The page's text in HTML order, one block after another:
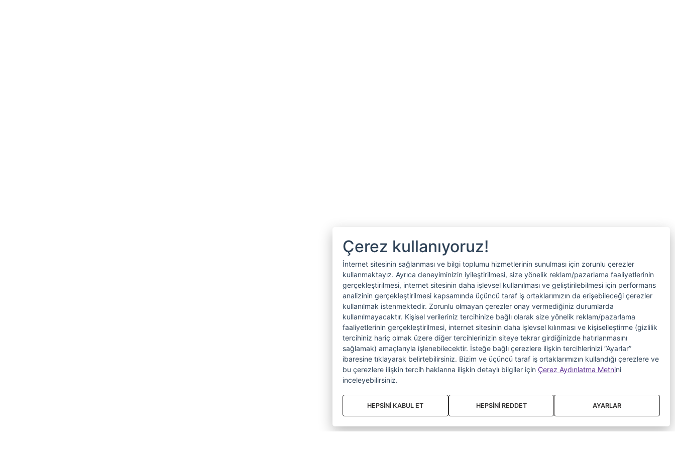
Çerez kullanıyoruz!
İnternet sitesinin sağlanması ve bilgi toplumu hizmetlerinin sunulması için zorunlu çerezler
kullanmaktayız. Ayrıca deneyiminizin iyileştirilmesi, size yönelik reklam/pazarlama faaliyetlerinin
gerçekleştirilmesi, internet sitesinin daha işlevsel kullanılması ve geliştirilebilmesi için performans
analizinin gerçekleştirilmesi kapsamında üçüncü taraf iş ortaklarımızın da erişebileceği çerezler
kullanılmak istenmektedir. Zorunlu olmayan çerezler onay vermediğiniz durumlarda
kullanılmayacaktır. Kişisel verileriniz tercihinize bağlı olarak size yönelik reklam/pazarlama
faaliyetlerinin gerçekleştirilmesi, internet sitesinin daha işlevsel kılınması ve kişiselleştirme (gizlilik
tercihiniz hariç olmak üzere diğer tercihlerinizin siteye tekrar girdiğinizde hatırlanmasını
sağlamak) amaçlarıyla işlenebilecektir. İsteğe bağlı çerezlere ilişkin tercihlerinizi “Ayarlar”
ibaresine tıklayarak belirtebilirsiniz. Bizim ve üçüncü taraf iş ortaklarımızın kullandığı çerezlere ve
bu çerezlere ilişkin tercih haklarına ilişkin detaylı bilgiler için Çerez Aydınlatma Metnini
inceleyebilirsiniz.
HEPSİNİ KABUL ET HEPSİNİ REDDET AYARLAR